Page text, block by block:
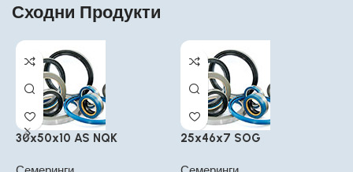
Сходни Продукти
30x50x10 AS NQK 25x46x7 SOG